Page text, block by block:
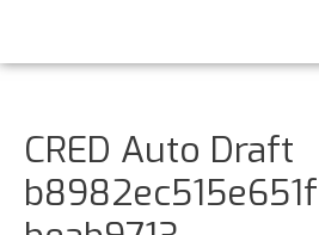
CRED Auto Draft